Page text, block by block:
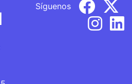
Síguenos